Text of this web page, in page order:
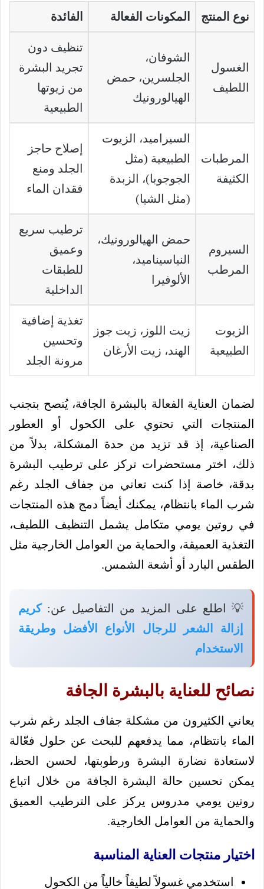
نوع المنتج المكونات الفعالة الفائدة
الغسول
اللطيف
الشوفان،
الجلسرين، حمض
الهيالورونيك
تنظيف دون
تجريد البشرة
من زيوتها
الطبيعية
المرطبات
الكثيفة
السيراميد، الزيوت
الطبيعية (مثل
الجوجوبا)، الزبدة
(مثل الشيا)
إصلاح حاجز
الجلد ومنع
فقدان الماء
السيروم
المرطب
حمض الهيالورونيك،
النياسيناميد،
الألوفيرا
ترطيب سريع
وعميق
للطبقات
الداخلية
الزيوت
الطبيعية
زيت اللوز، زيت جوز
الهند، زيت الأرغان
تغذية إضافية
وتحسين
مرونة الجلد
لضمان العناية الفعالة بالبشرة الجافة، يُنصح بتجنب
المنتجات التي تحتوي على الكحول أو العطور
الصناعية، إذ قد تزيد من حدة المشكلة، بدلاً من
ذلك، اختر مستحضرات تركز على ترطيب البشرة
بدقة، خاصة إذا كنت تعاني من جفاف الجلد رغم
شرب الماء بانتظام، يمكنك أيضاً دمج هذه المنتجات
في روتين يومي متكامل يشمل التنظيف اللطيف،
التغذية العميقة، والحماية من العوامل الخارجية مثل
الطقس البارد أو أشعة الشمس.
💡 اطلع على المزيد من التفاصيل عن:كريم
إزالة الشعر للرجال الأنواع الأفضل وطريقة
الاستخدام
نصائح للعناية بالبشرة الجافة
يعاني الكثيرون من مشكلة جفاف الجلد رغم شرب
الماء بانتظام، مما يدفعهم للبحث عن حلول فعّالة
لاستعادة نضارة البشرة ورطوبتها، لحسن الحظ،
يمكن تحسين حالة البشرة الجافة من خلال اتباع
روتين يومي مدروس يركز على الترطيب العميق
والحماية من العوامل الخارجية.
اختيار منتجات العناية المناسبة
استخدمي غسولاً لطيفاً خالياً من الكحول